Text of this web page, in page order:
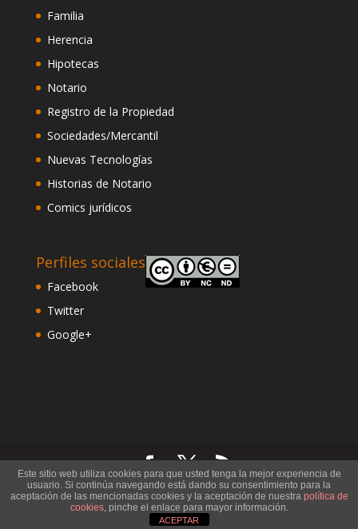
Familia
Herencia
Hipotecas
Notario
Registro de la Propiedad
Sociedades/Mercantil
Nuevas Tecnologías
Historias de Notario
Comics jurídicos
Perfiles sociales
Facebook
Twitter
Google+
©Notario Francisco Rosales. Todos los derechos
reservados. Diseño Web:Comunicaalcala
Este sitio web utiliza cookies para que usted tenga la mejor experiencia de
usuario. Si continúa navegando está dando su consentimiento para la
aceptación de las mencionadas cookies y la aceptación de nuestra política de
cookies, pinche el enlace para mayor información.
ACEPTAR